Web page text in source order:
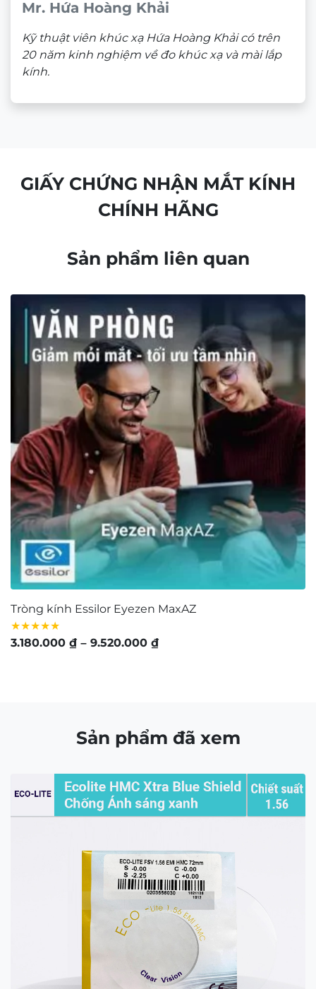
CN2: 53 Nguyễn Trãi, P. Bến Thành, Quận 1, HCM
Hotline:
0946 00 81 10
Chính sách bảo hành
Chính sách thanh toán
Chính sách vận chuyển và giao nhận
Chính sách đổi hàng – Trả hàng
Điều khoản và Quy định
THÔNG TIN
Bộ sưu tập Retro và Cổ điển
Bộ sưu tập kính mảnh nhẹ
Bộ sưu tập kính dày dặn
Chọn kính theo khuôn mặt
Bảo quản – Vệ sinh mắt kính
Tuyển dụng
Giấy chứng nhận
Tìm cửa hàng
FAQ
GIỚI THIỆU
Contact Us:
matkinh.namquangltt@gmail.com
CÔNG TY TNHH NAM QUANG RETAIL
Giấy CNĐKDN: 0316574258 cấp bởi chi Cục Thuế
Quận 1, TP.Hồ Chí Minh ngày 5/11/2020
Người đại diện bà: Nguyễn Kim Yến – Điện thoại:
0938103890 – Địa chỉ: 80/54 Lãnh Binh Thăng,
Phường 11, Quận 11, TP.Hồ Chí Minh